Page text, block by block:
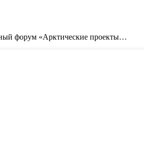
форум «Арктические проекты…